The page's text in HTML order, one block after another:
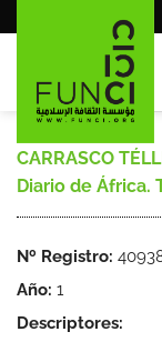
al
CARRASCO
Diario de África.
Nº Registro:
Año: 1
Descriptores: